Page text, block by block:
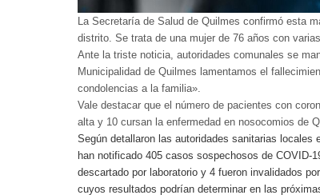
La Secretaría de Salud de Quilmes confirmó esta
distrito. Se trata de una mujer de 76 años con
Ante la triste noticia, autoridades comunales se
Municipalidad de Quilmes lamentamos el
condolencias a la familia».
Vale destacar que el número de pacientes con
alta y 10 cursan la enfermedad en nosocomios de
Según detallaron las autoridades sanitarias
han notificado 405 casos sospechosos de
descartado por laboratorio y 4 fueron invalidados
cuyos resultados podrían determinar en las